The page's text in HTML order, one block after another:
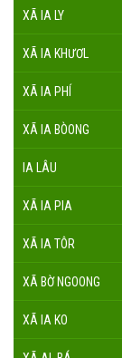
XÃ IA LY
XÃ IA KHƯƠL
XÃ IA PHÍ
XÃ IA BÒONG
IA LÂU
XÃ IA PIA
XÃ IA TÔR
XÃ BỜ NGOONG
XÃ IA KO